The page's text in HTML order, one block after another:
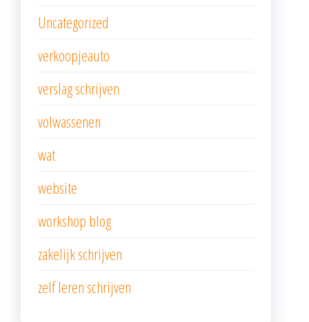
Uncategorized
verkoopjeauto
verslag schrijven
volwassenen
wat
website
workshop blog
zakelijk schrijven
zelf leren schrijven